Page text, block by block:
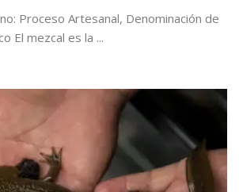
Proceso Artesanal, Denominación de
El mezcal es la ...